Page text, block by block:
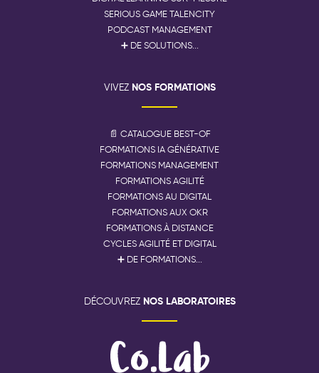
SERIOUS GAME TALENCITY
PODCAST MANAGEMENT
➕ DE SOLUTIONS...
VIVEZ NOS FORMATIONS
📄 CATALOGUE BEST-OF
FORMATIONS IA GÉNÉRATIVE
FORMATIONS MANAGEMENT
FORMATIONS AGILITÉ
FORMATIONS AU DIGITAL
FORMATIONS AUX OKR
FORMATIONS À DISTANCE
CYCLES AGILITÉ ET DIGITAL
➕ DE FORMATIONS...
DÉCOUVREZ NOS LABORATOIRES